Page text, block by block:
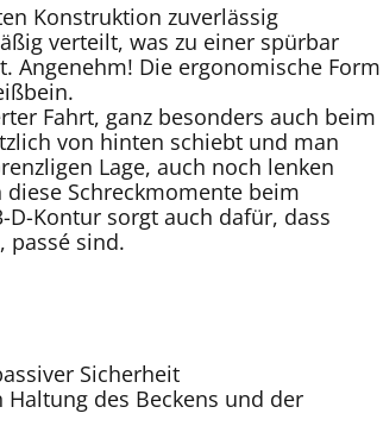
Konstruktion zuverlässig
verteilt, was zu einer spürbar
Angenehm! Die ergonomische Form
Fahrt, ganz besonders auch beim
von hinten schiebt und man
Lage, auch noch lenken
Schreckmomente beim
Kontur sorgt auch dafür, dass
passé sind.
Sicherheit
des Beckens und der